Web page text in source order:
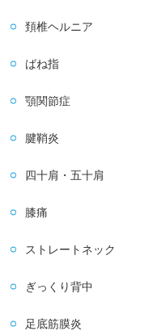
頚椎ヘルニア
ばね指
顎関節症
腱鞘炎
四十肩・五十肩
膝痛
ストレートネック
ぎっくり背中
足底筋膜炎